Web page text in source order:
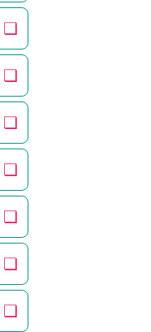
❏
❏
❏
❏
❏
❏
❏